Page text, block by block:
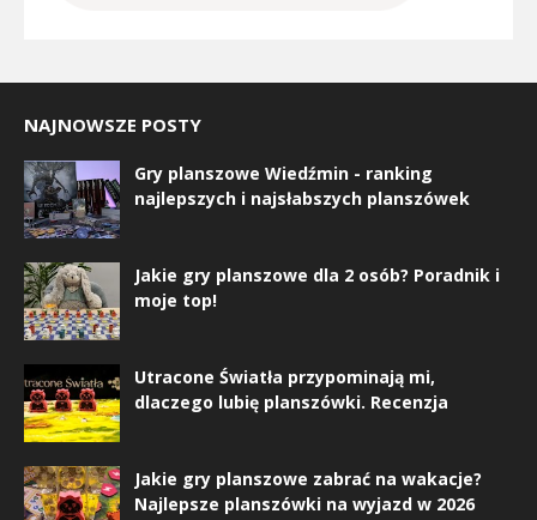
NAJNOWSZE POSTY
Gry planszowe Wiedźmin - ranking
najlepszych i najsłabszych planszówek
Jakie gry planszowe dla 2 osób? Poradnik i
moje top!
Utracone Światła przypominają mi,
dlaczego lubię planszówki. Recenzja
Jakie gry planszowe zabrać na wakacje?
Najlepsze planszówki na wyjazd w 2026